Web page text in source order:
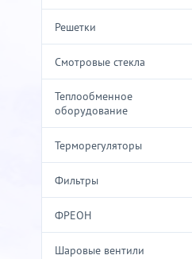
Решетки
Смотровые стекла
Теплообменное
оборудование
Терморегуляторы
Фильтры
ФРЕОН
Шаровые вентили